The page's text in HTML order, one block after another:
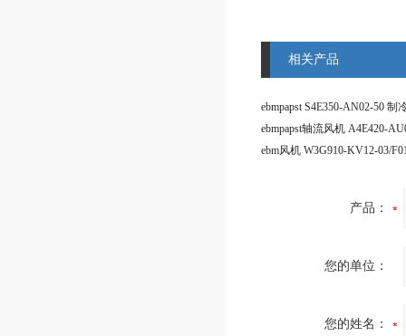
相关产品
ebmpapst轴流风机 A4E420-
产品：
您的单位：
您的姓名：